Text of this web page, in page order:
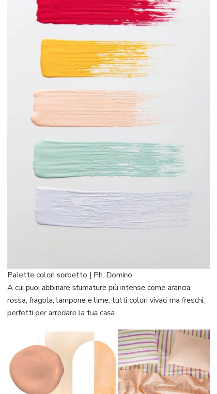
Palette colori sorbetto | Ph. Domino
A cui puoi abbinare sfumature più intense come arancia
rossa, fragola, lampone e lime, tutti colori vivaci ma freschi,
perfetti per arredare la tua casa.